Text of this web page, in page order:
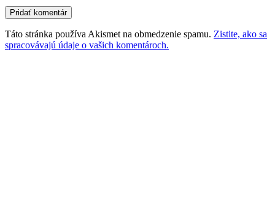
Táto stránka používa Akismet na obmedzenie spamu. Zistite, ako sa
spracovávajú údaje o vašich komentároch.